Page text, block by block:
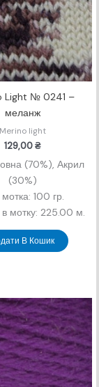
Light № 0241 –
меланж
Merino light
129,00₴
(70%), Акрил
(30%)
100 гр.
мотку: 225.00 м.
В Кошик